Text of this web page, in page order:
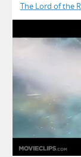
The Lord of the